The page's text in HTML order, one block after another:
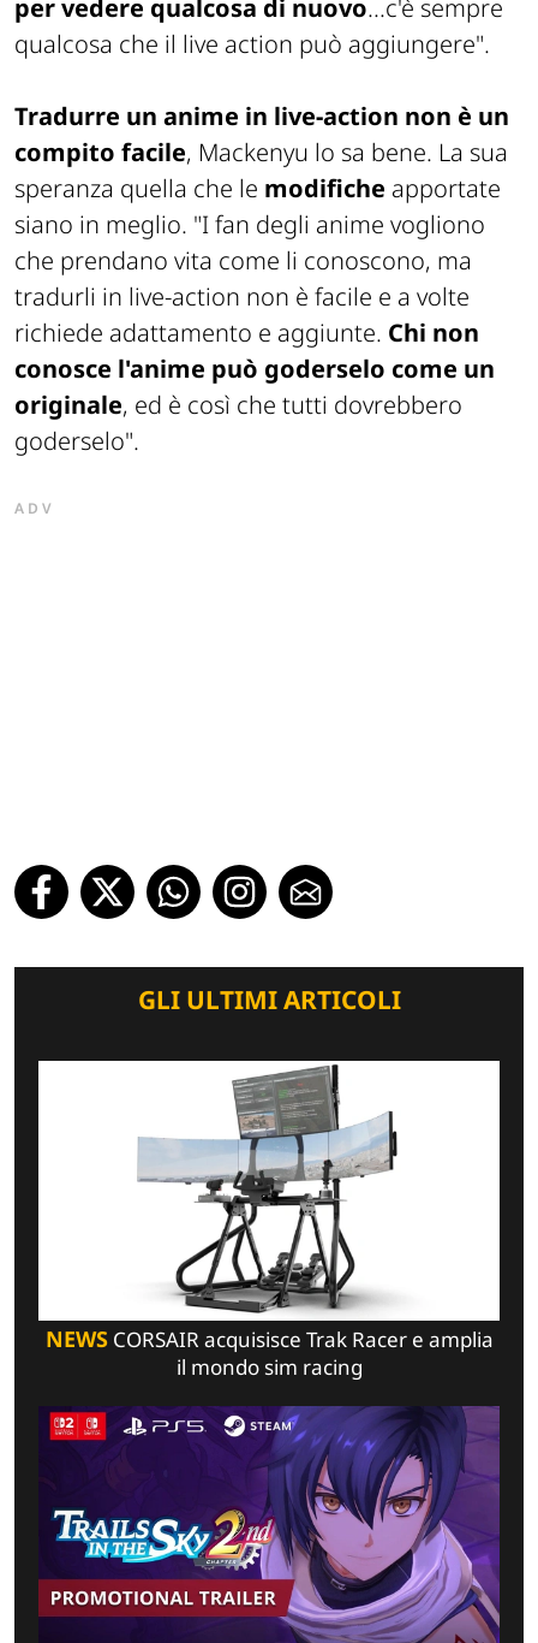
per vedere qualcosa di nuovo...c'è sempre
qualcosa che il live action può aggiungere".
Tradurre un anime in live-action non è un
compito facile, Mackenyu lo sa bene. La sua
speranza quella che le modifiche apportate
siano in meglio. "I fan degli anime vogliono
che prendano vita come li conoscono, ma
tradurli in live-action non è facile e a volte
richiede adattamento e aggiunte. Chi non
conosce l'anime può goderselo come un
originale, ed è così che tutti dovrebbero
goderselo".
ADV
GLI ULTIMI ARTICOLI
NEWSCORSAIR acquisisce Trak Racer e amplia
il mondo sim racing